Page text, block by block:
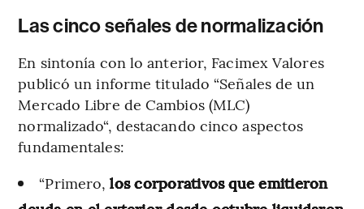
Las cinco señales de normalización
En sintonía con lo anterior, Facimex Valores
publicó un informe titulado “Señales de un
Mercado Libre de Cambios (MLC)
normalizado“, destacando cinco aspectos
fundamentales:
“Primero,los corporativos que emitieron